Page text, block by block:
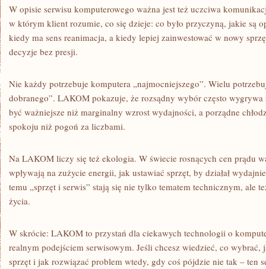
W opisie serwisu komputerowego ważna jest też uczciwa
w którym klient rozumie, co się dzieje: co było przyczyną, jakie są
kiedy ma sens reanimacja, a kiedy lepiej zainwestować w nowy
decyzje bez presji.
Nie każdy potrzebuje komputera „najmocniejszego”. Wielu
dobranego”. LAKOM pokazuje, że rozsądny wybór często wygrywa
być ważniejsze niż marginalny wzrost wydajności, a porządne
spokoju niż pogoń za liczbami.
Na LAKOM liczy się też ekologia. W świecie rosnących cen prądu
wpływają na zużycie energii, jak ustawiać sprzęt, by działał
temu „sprzęt i serwis” stają się nie tylko tematem technicznym, ale
życia.
W skrócie: LAKOM to przystań dla ciekawych technologii o
realnym podejściem serwisowym. Jeśli chcesz wiedzieć, co
sprzęt i jak rozwiązać problem wtedy, gdy coś pójdzie nie tak – ten